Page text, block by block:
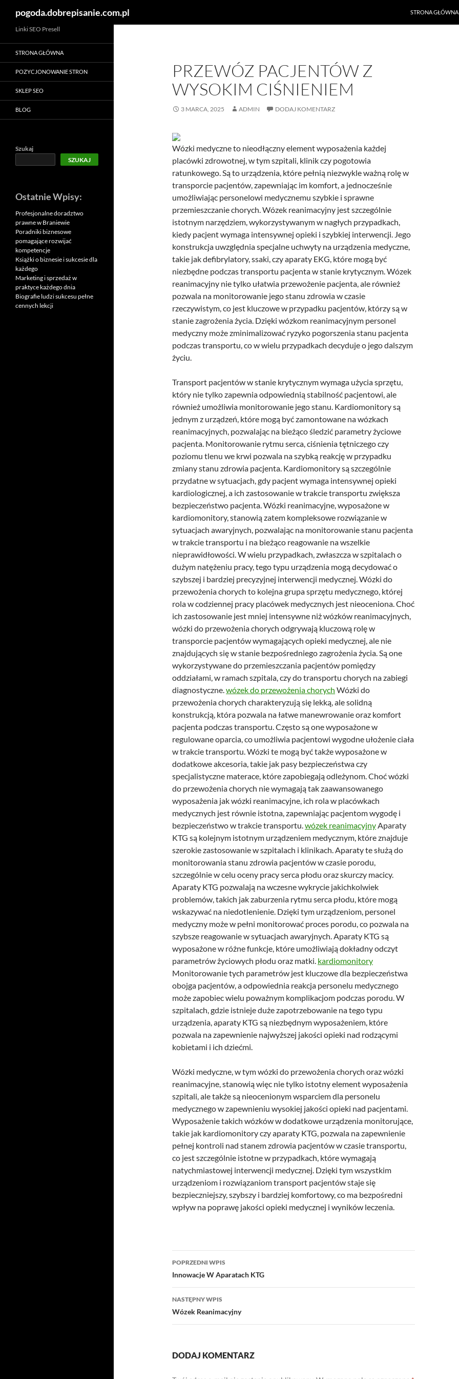
pogoda.dobrepisanie.com.pl
STRONA GŁÓWNA
PRZEWÓZ PACJENTÓW Z
WYSOKIM CIŚNIENIEM
3 MARCA, 2025 ADMIN DODAJ KOMENTARZ
Wózki medyczne to nieodłączny element wyposażenia każdej
placówki zdrowotnej, w tym szpitali, klinik czy pogotowia
ratunkowego. Są to urządzenia, które pełnią niezwykle ważną rolę w
transporcie pacjentów, zapewniając im komfort, a jednocześnie
umożliwiając personelowi medycznemu szybkie i sprawne
przemieszczanie chorych. Wózek reanimacyjny jest szczególnie
istotnym narzędziem, wykorzystywanym w nagłych przypadkach,
kiedy pacjent wymaga intensywnej opieki i szybkiej interwencji. Jego
konstrukcja uwzględnia specjalne uchwyty na urządzenia medyczne,
takie jak defibrylatory, ssaki, czy aparaty EKG, które mogą być
niezbędne podczas transportu pacjenta w stanie krytycznym. Wózek
reanimacyjny nie tylko ułatwia przewożenie pacjenta, ale również
pozwala na monitorowanie jego stanu zdrowia w czasie
rzeczywistym, co jest kluczowe w przypadku pacjentów, którzy są w
stanie zagrożenia życia. Dzięki wózkom reanimacyjnym personel
medyczny może zminimalizować ryzyko pogorszenia stanu pacjenta
podczas transportu, co w wielu przypadkach decyduje o jego dalszym
życiu.
Transport pacjentów w stanie krytycznym wymaga użycia sprzętu,
który nie tylko zapewnia odpowiednią stabilność pacjentowi, ale
również umożliwia monitorowanie jego stanu. Kardiomonitory są
jednym z urządzeń, które mogą być zamontowane na wózkach
reanimacyjnych, pozwalając na bieżąco śledzić parametry życiowe
pacjenta. Monitorowanie rytmu serca, ciśnienia tętniczego czy
poziomu tlenu we krwi pozwala na szybką reakcję w przypadku
zmiany stanu zdrowia pacjenta. Kardiomonitory są szczególnie
przydatne w sytuacjach, gdy pacjent wymaga intensywnej opieki
kardiologicznej, a ich zastosowanie w trakcie transportu zwiększa
bezpieczeństwo pacjenta. Wózki reanimacyjne, wyposażone w
kardiomonitory, stanowią zatem kompleksowe rozwiązanie w
sytuacjach awaryjnych, pozwalając na monitorowanie stanu pacjenta
w trakcie transportu i na bieżąco reagowanie na wszelkie
nieprawidłowości. W wielu przypadkach, zwłaszcza w szpitalach o
dużym natężeniu pracy, tego typu urządzenia mogą decydować o
szybszej i bardziej precyzyjnej interwencji medycznej. Wózki do
przewożenia chorych to kolejna grupa sprzętu medycznego, której
rola w codziennej pracy placówek medycznych jest nieoceniona. Choć
ich zastosowanie jest mniej intensywne niż wózków reanimacyjnych,
wózki do przewożenia chorych odgrywają kluczową rolę w
transporcie pacjentów wymagających opieki medycznej, ale nie
znajdujących się w stanie bezpośredniego zagrożenia życia. Są one
wykorzystywane do przemieszczania pacjentów pomiędzy
oddziałami, w ramach szpitala, czy do transportu chorych na zabiegi
diagnostyczne.wózek do przewożenia chorych Wózki do
przewożenia chorych charakteryzują się lekką, ale solidną
konstrukcją, która pozwala na łatwe manewrowanie oraz komfort
pacjenta podczas transportu. Często są one wyposażone w
regulowane oparcia, co umożliwia pacjentowi wygodne ułożenie ciała
w trakcie transportu. Wózki te mogą być także wyposażone w
dodatkowe akcesoria, takie jak pasy bezpieczeństwa czy
specjalistyczne materace, które zapobiegają odleżynom. Choć wózki
do przewożenia chorych nie wymagają tak zaawansowanego
wyposażenia jak wózki reanimacyjne, ich rola w placówkach
medycznych jest równie istotna, zapewniając pacjentom wygodę i
bezpieczeństwo w trakcie transportu.wózek reanimacyjnyAparaty
KTG są kolejnym istotnym urządzeniem medycznym, które znajduje
szerokie zastosowanie w szpitalach i klinikach. Aparaty te służą do
monitorowania stanu zdrowia pacjentów w czasie porodu,
szczególnie w celu oceny pracy serca płodu oraz skurczy macicy.
Aparaty KTG pozwalają na wczesne wykrycie jakichkolwiek
problemów, takich jak zaburzenia rytmu serca płodu, które mogą
wskazywać na niedotlenienie. Dzięki tym urządzeniom, personel
medyczny może w pełni monitorować proces porodu, co pozwala na
szybsze reagowanie w sytuacjach awaryjnych. Aparaty KTG są
wyposażone w różne funkcje, które umożliwiają dokładny odczyt
parametrów życiowych płodu oraz matki. kardiomonitory
Monitorowanie tych parametrów jest kluczowe dla bezpieczeństwa
obojga pacjentów, a odpowiednia reakcja personelu medycznego
może zapobiec wielu poważnym komplikacjom podczas porodu. W
szpitalach, gdzie istnieje duże zapotrzebowanie na tego typu
urządzenia, aparaty KTG są niezbędnym wyposażeniem, które
pozwala na zapewnienie najwyższej jakości opieki nad rodzącymi
kobietami i ich dziećmi.
Wózki medyczne, w tym wózki do przewożenia chorych oraz wózki
reanimacyjne, stanowią więc nie tylko istotny element wyposażenia
szpitali, ale także są nieocenionym wsparciem dla personelu
medycznego w zapewnieniu wysokiej jakości opieki nad pacjentami.
Wyposażenie takich wózków w dodatkowe urządzenia monitorujące,
takie jak kardiomonitory czy aparaty KTG, pozwala na zapewnienie
pełnej kontroli nad stanem zdrowia pacjentów w czasie transportu,
co jest szczególnie istotne w przypadkach, które wymagają
natychmiastowej interwencji medycznej. Dzięki tym wszystkim
urządzeniom i rozwiązaniom transport pacjentów staje się
bezpieczniejszy, szybszy i bardziej komfortowy, co ma bezpośredni
wpływ na poprawę jakości opieki medycznej i wyników leczenia.
Nawigacja
wpisu
POPRZEDNI WPIS
Innowacje W Aparatach KTG
NASTĘPNY WPIS
Wózek Reanimacyjny
DODAJ KOMENTARZ
Linki SEO Presell
STRONA GŁÓWNA
POZYCJONOWANIE STRON
SKLEP SEO
BLOG
Szukaj
SZUKAJ
Ostatnie Wpisy:
Profesjonalne doradztwo
prawne w Braniewie
Poradniki biznesowe
pomagające rozwijać
kompetencje
Książki o biznesie i sukcesie dla
każdego
Marketing i sprzedaż w
praktyce każdego dnia
Biografie ludzi sukcesu pełne
cennych lekcji